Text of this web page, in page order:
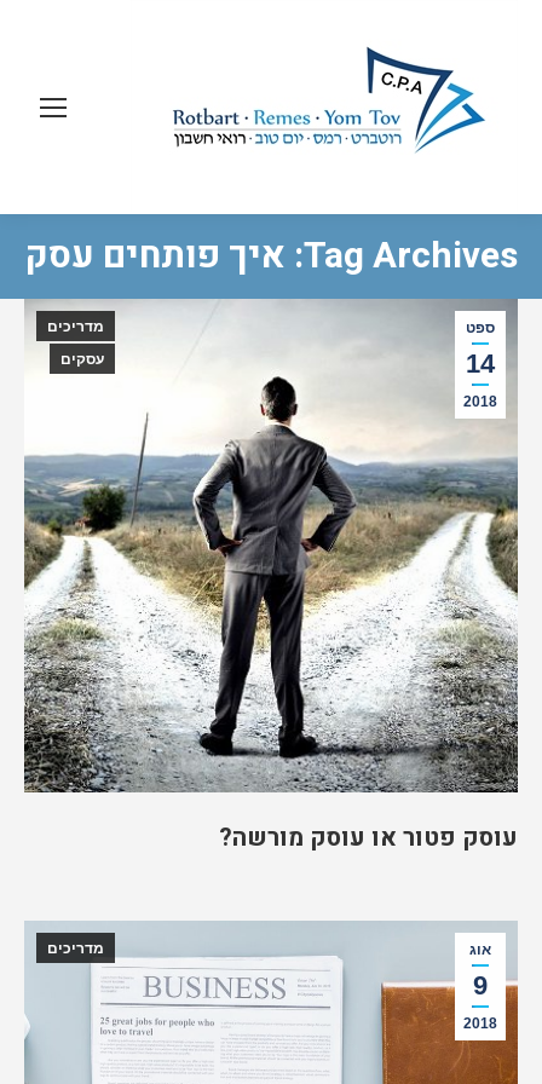
Tag Archives: איך פותחים עסק
ספט
14
2018
מדריכים
עסקים
עוסק פטור או עוסק מורשה?
אוג
9
2018
מדריכים